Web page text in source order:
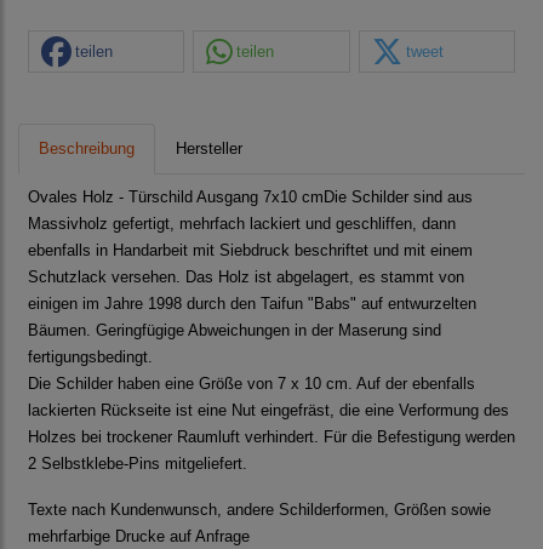
teilen teilen tweet
Beschreibung Hersteller
Ovales Holz - Türschild Ausgang 7x10 cmDie Schilder sind aus
Massivholz gefertigt, mehrfach lackiert und geschliffen, dann
ebenfalls in Handarbeit mit Siebdruck beschriftet und mit einem
Schutzlack versehen. Das Holz ist abgelagert, es stammt von
einigen im Jahre 1998 durch den Taifun "Babs" auf entwurzelten
Bäumen. Geringfügige Abweichungen in der Maserung sind
fertigungsbedingt.
Die Schilder haben eine Größe von 7 x 10 cm. Auf der ebenfalls
lackierten Rückseite ist eine Nut eingefräst, die eine Verformung des
Holzes bei trockener Raumluft verhindert. Für die Befestigung werden
2 Selbstklebe-Pins mitgeliefert.
Texte nach Kundenwunsch, andere Schilderformen, Größen sowie
mehrfarbige Drucke auf Anfrage